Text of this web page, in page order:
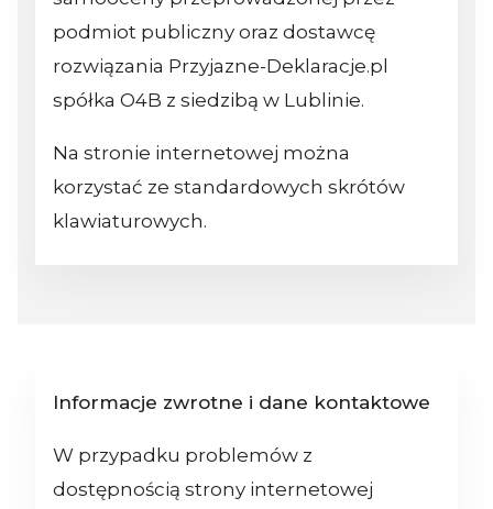
podmiot publiczny oraz dostawcę
rozwiązania Przyjazne-Deklaracje.pl
spółka O4B z siedzibą w Lublinie.
Na stronie internetowej można
korzystać ze standardowych skrótów
klawiaturowych.
Informacje zwrotne i dane kontaktowe
W przypadku problemów z
dostępnością strony internetowej